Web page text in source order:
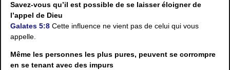
Savez-vous qu’il est possible de se laisser éloigner de
l’appel de Dieu
Galates 5:8 Cette influence ne vient pas de celui qui vous
appelle.
Même les personnes les plus pures, peuvent se corrompre
en se tenant avec des impurs